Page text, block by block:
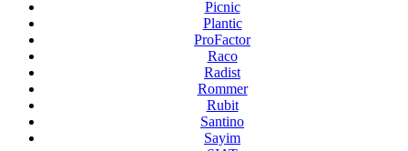
Picnic
Plantic
ProFactor
Raco
Radist
Rommer
Rubit
Santino
Sayim